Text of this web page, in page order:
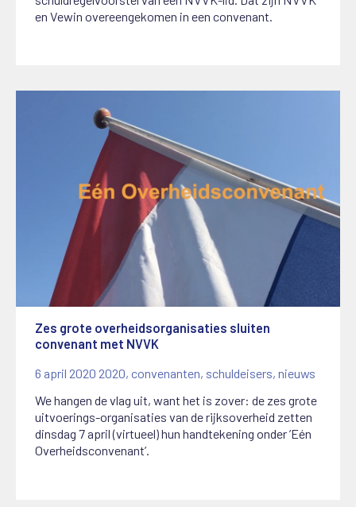
en Vewin overeengekomen in een convenant.
Zes grote overheidsorganisaties sluiten
convenant met NVVK
6 april 2020 2020,convenanten, schuldeisers,nieuws
We hangen de vlag uit, want het is zover: de zes grote
uitvoerings-organisaties van de rijksoverheid zetten
dinsdag 7 april (virtueel) hun handtekening onder ’Eén
Overheidsconvenant’.